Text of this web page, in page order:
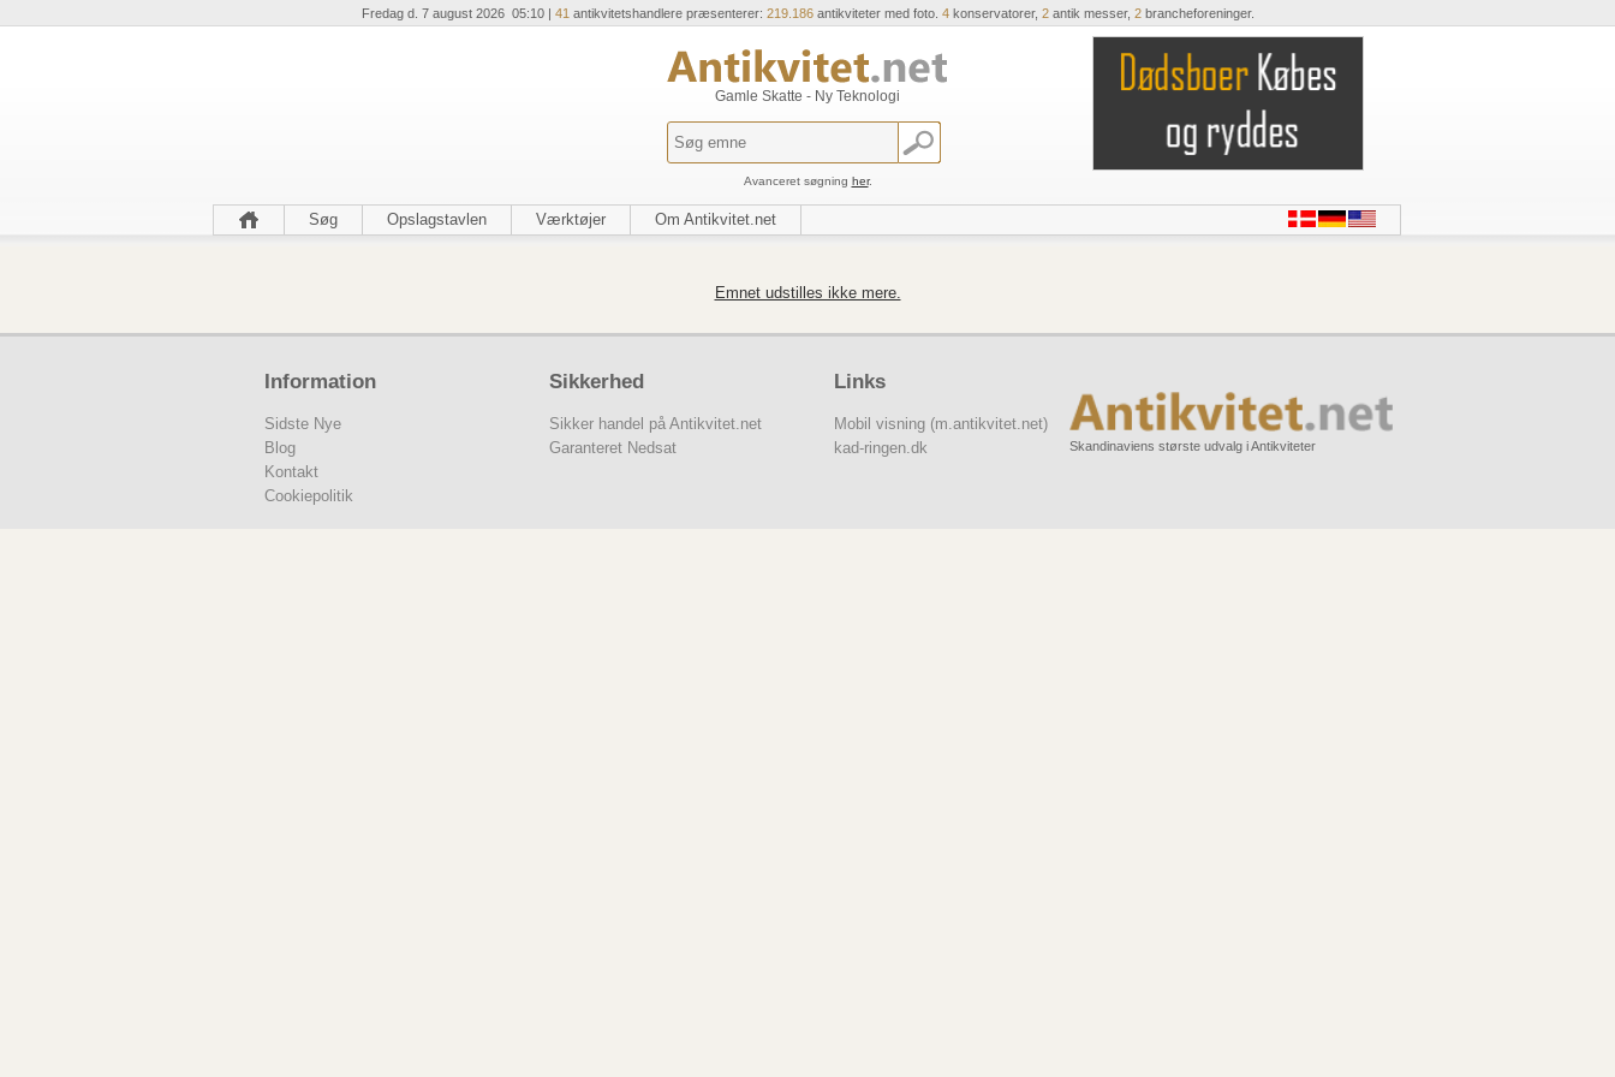
Fredag d. 7 august 2026 05:10 | 41 antikvitetshandlere præsenterer: 219.186antikviteter med foto. 4konservatorer, 2antik messer, 2brancheforeninger.
Gamle Skatte - Ny Teknologi
Avanceret søgning her.
Søg Opslagstavlen Værktøjer Om Antikvitet.net
Emnet udstilles ikke mere.
Information
Sidste Nye
Blog
Kontakt
Cookiepolitik
Sikkerhed
Sikker handel på Antikvitet.net
Garanteret Nedsat
Links
Mobil visning (m.antikvitet.net)
kad-ringen.dk
Skandinaviens største udvalg i Antikviteter